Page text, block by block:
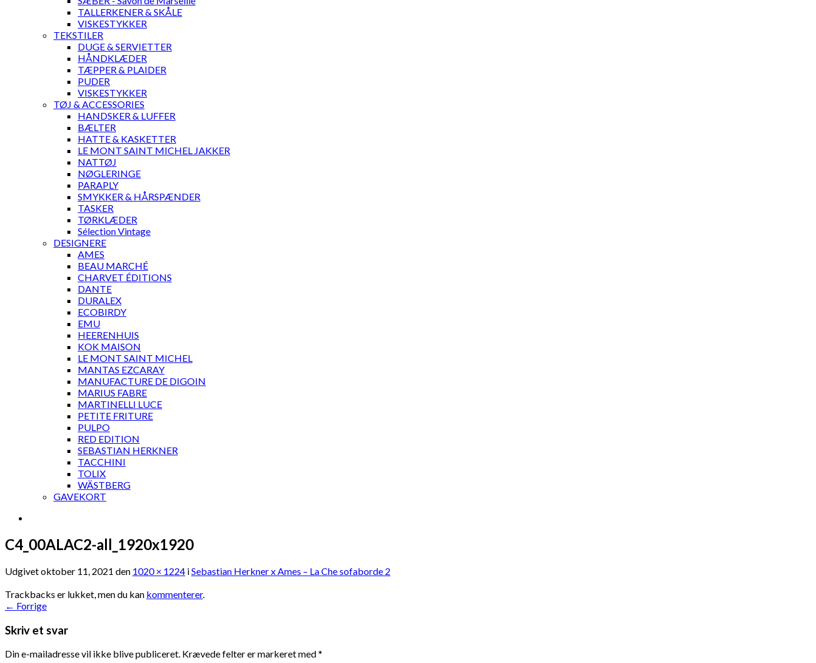
TALLERKENER & SKÅLE
VISKESTYKKER
TEKSTILER
DUGE & SERVIETTER
HÅNDKLÆDER
TÆPPER & PLAIDER
PUDER
VISKESTYKKER
TØJ & ACCESSORIES
HANDSKER & LUFFER
BÆLTER
HATTE & KASKETTER
LE MONT SAINT MICHEL JAKKER
NATTØJ
NØGLERINGE
PARAPLY
SMYKKER & HÅRSPÆNDER
TASKER
TØRKLÆDER
Sélection Vintage
DESIGNERE
AMES
BEAU MARCHÉ
CHARVET ÉDITIONS
DANTE
DURALEX
ECOBIRDY
EMU
HEERENHUIS
KOK MAISON
LE MONT SAINT MICHEL
MANTAS EZCARAY
MANUFACTURE DE DIGOIN
MARIUS FABRE
MARTINELLI LUCE
PETITE FRITURE
PULPO
RED EDITION
SEBASTIAN HERKNER
TACCHINI
TOLIX
WÄSTBERG
GAVEKORT
C4_00ALAC2-all_1920x1920
Udgivetoktober 11, 2021 den 1020 × 1224 iSebastian Herkner x Ames – La Che sofaborde 2
Trackbacks er lukket, men du kan kommenterer.
← Forrige
Skriv et svar
Din e-mailadresse vil ikke blive publiceret. Krævede felter er markeret med*